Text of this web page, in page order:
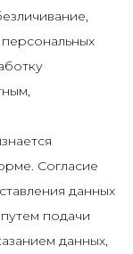
Согласие
данных
подачи
данных,